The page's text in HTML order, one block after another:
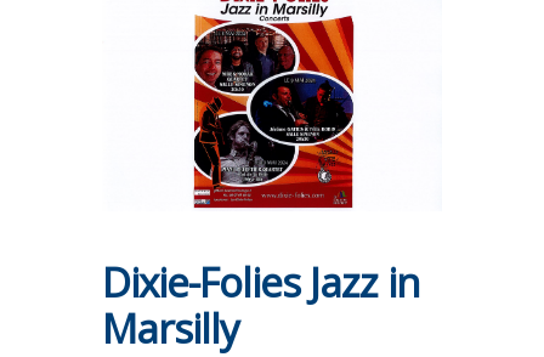
Dixie-Folies Jazz in
Marsilly